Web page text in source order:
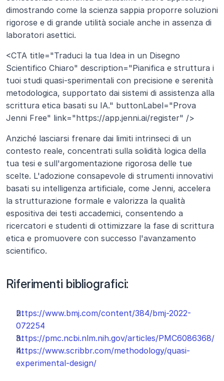
dimostrando come la scienza sappia proporre soluzioni
rigorose e di grande utilità sociale anche in assenza di
laboratori asettici.
<CTA title="Traduci la tua Idea in un Disegno
Scientifico Chiaro" description="Pianifica e struttura i
tuoi studi quasi-sperimentali con precisione e serenità
metodologica, supportato dai sistemi di assistenza alla
scrittura etica basati su IA." buttonLabel="Prova
Jenni Free" link="https://app.jenni.ai/register" />
Anziché lasciarsi frenare dai limiti intrinseci di un
contesto reale, concentrati sulla solidità logica della
tua tesi e sull'argomentazione rigorosa delle tue
scelte. L'adozione consapevole di strumenti innovativi
basati su intelligenza artificiale, come Jenni, accelera
la strutturazione formale e valorizza la qualità
espositiva dei testi accademici, consentendo a
ricercatori e studenti di ottimizzare la fase di scrittura
etica e promuovere con successo l'avanzamento
scientifico.
Riferimenti bibliografici:
https://www.bmj.com/content/384/bmj-2022-
072254
https://pmc.ncbi.nlm.nih.gov/articles/PMC6086368/
https://www.scribbr.com/methodology/quasi-
experimental-design/